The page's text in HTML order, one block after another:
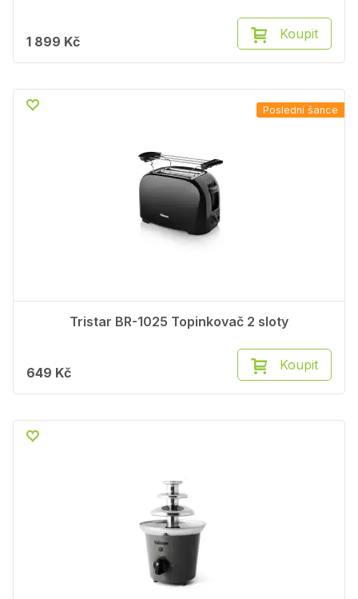
1 899 Kč Koupit
Tristar BR-1025 Topinkovač 2 sloty
649 Kč Koupit
Poslední šance